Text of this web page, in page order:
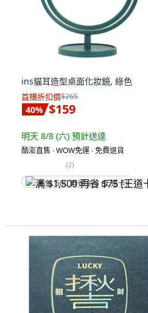
ins貓耳造型桌面化妝鏡, 綠色
首購折扣價$265
40% $159
明天 8/8 (六) 預計送達
酷澎直售 ∙ WOW免運 ∙ 免費退貨
(2)
满 $1,500 再省 $75 (王道卡)